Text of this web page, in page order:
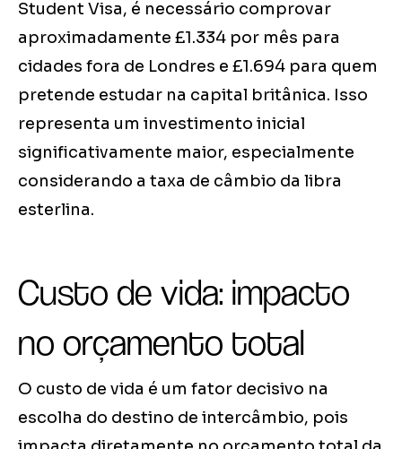
Student Visa, é necessário comprovar
aproximadamente £1.334 por mês para
cidades fora de Londres e £1.694 para quem
pretende estudar na capital britânica. Isso
representa um investimento inicial
significativamente maior, especialmente
considerando a taxa de câmbio da libra
esterlina.
Custo de vida: impacto
no orçamento total
O custo de vida é um fator decisivo na
escolha do destino de intercâmbio, pois